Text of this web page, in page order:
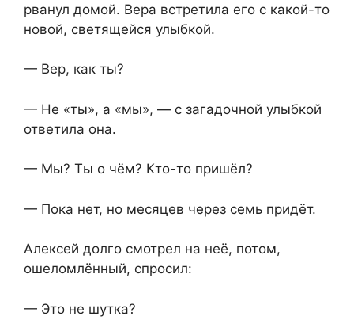
рванул домой. Вера встретила его с какой-то
новой, светящейся улыбкой.
— Вер, как ты?
— Не «ты», а «мы», — с загадочной улыбкой
ответила она.
— Мы? Ты о чём? Кто-то пришёл?
— Пока нет, но месяцев через семь придёт.
Алексей долго смотрел на неё, потом,
ошеломлённый, спросил:
— Это не шутка?